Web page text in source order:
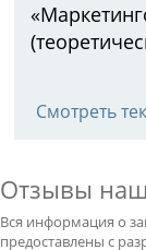
Смотреть
Отзывы
Вся информация о
предоставлены с